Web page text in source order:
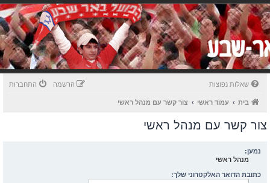
שאלות נפוצות התחברות הרשמה
בית עמוד ראשי צור קשר עם מנהל ראשי
צור קשר עם מנהל ראשי
נמען:
מנהל ראשי
כתובת הדואר האלקטרוני שלך: